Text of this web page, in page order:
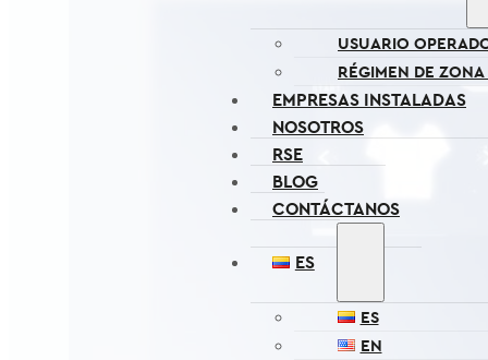
USUARIO
RÉGIMEN DE
EMPRESAS INSTALADAS
NOSOTROS
RSE
BLOG
CONTÁCTANOS
ES
ES
EN